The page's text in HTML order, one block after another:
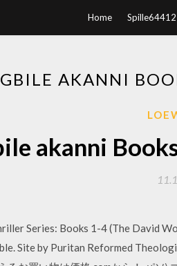
Home Spille64412
GBILE AKANNI
akanni
Series: Books 1-4 (The David
Site by Puritan Reformed